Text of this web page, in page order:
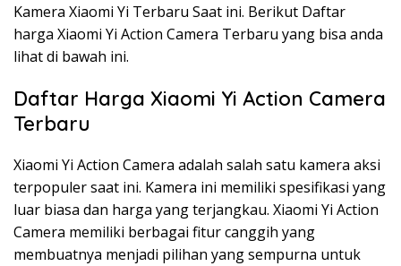
Kamera Xiaomi Yi Terbaru Saat ini. Berikut Daftar
harga Xiaomi Yi Action Camera Terbaru yang bisa anda
lihat di bawah ini.
Daftar Harga Xiaomi Yi Action Camera
Terbaru
Xiaomi Yi Action Camera adalah salah satu kamera aksi
terpopuler saat ini. Kamera ini memiliki spesifikasi yang
luar biasa dan harga yang terjangkau. Xiaomi Yi Action
Camera memiliki berbagai fitur canggih yang
membuatnya menjadi pilihan yang sempurna untuk